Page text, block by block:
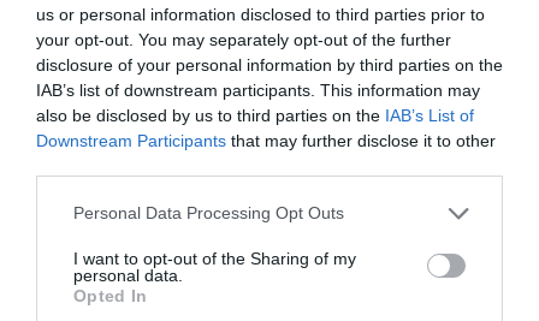
us or personal information disclosed to third parties prior to
your opt-out. You may separately opt-out of the further
disclosure of your personal information by third parties on the
IAB’s list of downstream participants. This information may
also be disclosed by us to third parties on the IAB’s List of
Downstream Participants that may further disclose it to other
Please note that this website/app uses one or more Google
not limited to your visit or usage behaviour. You may click to
grant or deny consent to Google and its third-party tags to
use your data for below specified purposes in below Google
Personal Data Processing Opt Outs
I want to opt-out of the Sharing of my
personal data.
Opted In
Νέο τροχαίο με υλικές ζημιές
07.08.2026 | 21:40
για τρακτέρ που δεν παρέλαβε
Τραγωδία στην Εύβοια: Άνδρας